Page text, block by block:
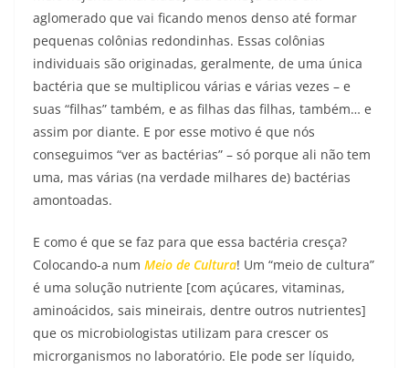
aglomerado que vai ficando menos denso até formar
pequenas colônias redondinhas. Essas colônias
individuais são originadas, geralmente, de uma única
bactéria que se multiplicou várias e várias vezes – e
suas “filhas” também, e as filhas das filhas, também… e
assim por diante. E por esse motivo é que nós
conseguimos “ver as bactérias” – só porque ali não tem
uma, mas várias (na verdade milhares de) bactérias
amontoadas.
E como é que se faz para que essa bactéria cresça?
Colocando-a num Meio de Cultura! Um “meio de cultura”
é uma solução nutriente [com açúcares, vitaminas,
aminoácidos, sais mineirais, dentre outros nutrientes]
que os microbiologistas utilizam para crescer os
microrganismos no laboratório. Ele pode ser líquido,